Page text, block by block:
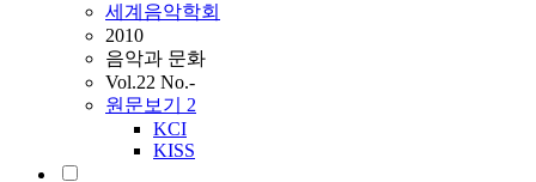
세계음악학회
2010
음악과 문화
Vol.22 No.-
원문보기 2
KCI
KISS